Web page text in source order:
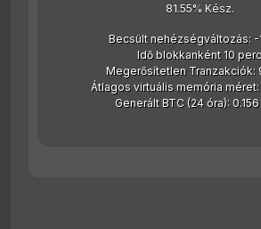
81.55% Kész.
Becsült nehézségváltozás: -
Idő blokkanként 10 perc
Megerősítetlen Tranzakciók:
Átlagos virtuális memória
Generált BTC (24 óra):